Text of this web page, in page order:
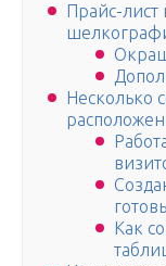
Прайс-лист
Несколько
Как